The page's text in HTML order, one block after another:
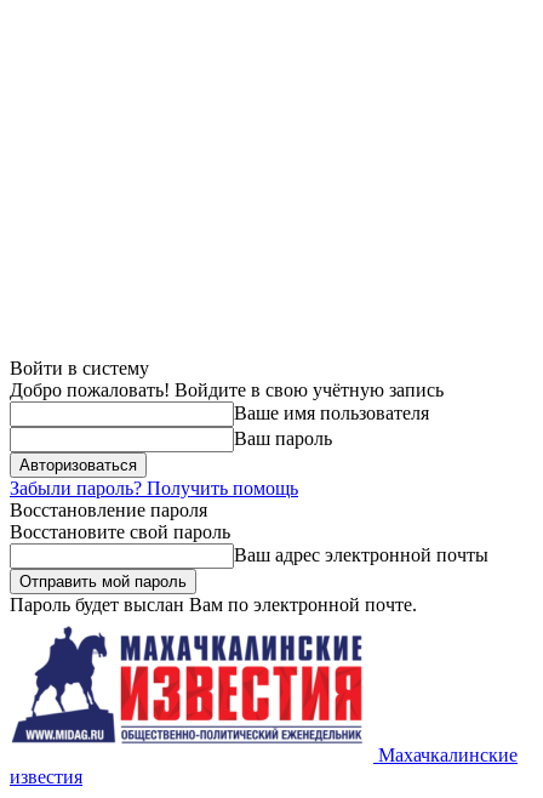
Войти в систему
Добро пожаловать! Войдите в свою учётную запись
Ваше имя пользователя
Ваш пароль
Забыли пароль? Получить помощь
Восстановление пароля
Восстановите свой пароль
Ваш адрес электронной почты
Пароль будет выслан Вам по электронной почте.
Махачкалинские
известия